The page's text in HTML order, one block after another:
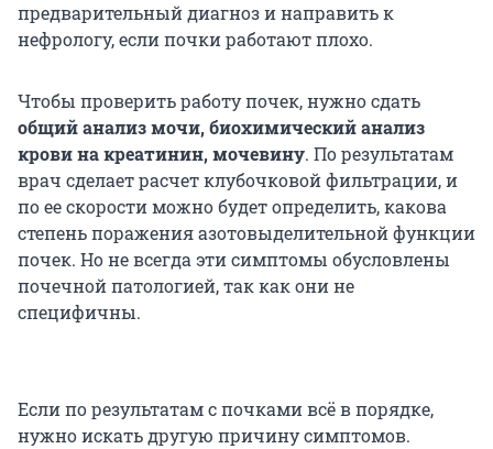
предварительный диагноз и направить к
нефрологу, если почки работают плохо.
Чтобы проверить работу почек, нужно сдать
общий анализ мочи, биохимический анализ
крови на креатинин, мочевину. По результатам
врач сделает расчет клубочковой фильтрации, и
по ее скорости можно будет определить, какова
степень поражения азотовыделительной функции
почек. Но не всегда эти симптомы обусловлены
почечной патологией, так как они не
специфичны.
Если по результатам с почками всё в порядке,
нужно искать другую причину симптомов.